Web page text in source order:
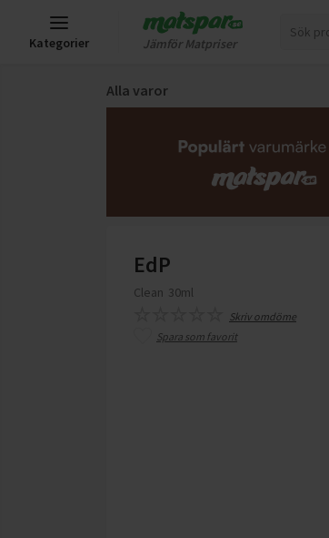
Kategorier Jämför Matpriser
Alla varor
EdP
Clean 30ml
Skriv omdöme
Spara som favorit